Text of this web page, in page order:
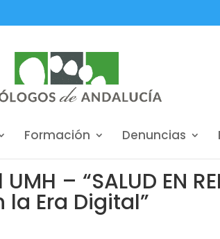
Formación Denuncias
– “SALUD EN
Era Digital”